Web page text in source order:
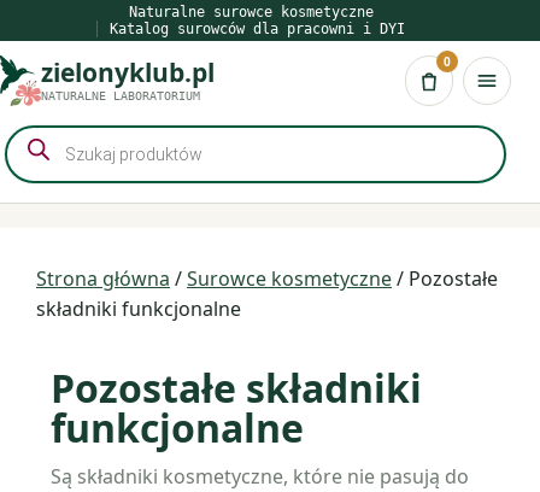
do
treści
Naturalne surowce kosmetyczne
Katalog surowców dla pracowni i DYI
zielonyklub.pl
NATURALNE LABORATORIUM Koszyk
0
Wyszukiwarka
produktów
Strona główna /Surowce kosmetyczne/ Pozostałe
składniki funkcjonalne
Pozostałe składniki
funkcjonalne
Są składniki kosmetyczne, które nie pasują do